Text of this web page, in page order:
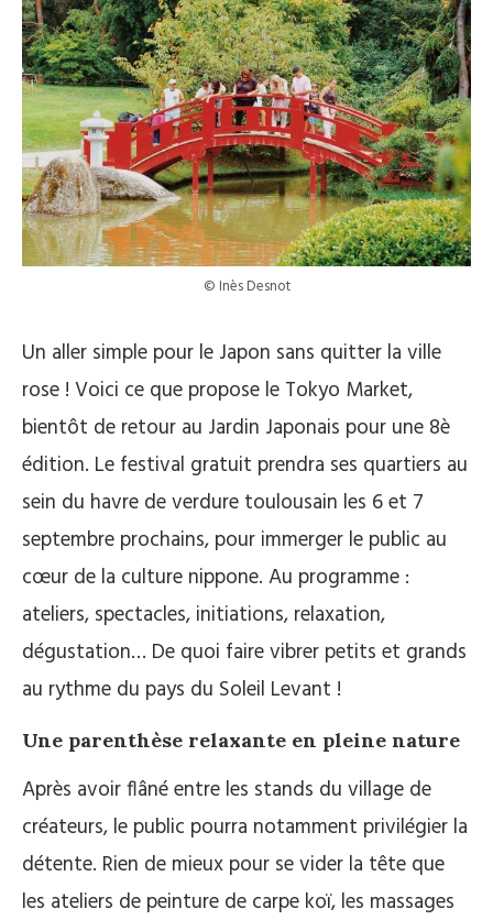
© Inès Desnot
Un aller simple pour le Japon sans quitter la ville
rose ! Voici ce que propose le Tokyo Market,
bientôt de retour au Jardin Japonais pour une 8è
édition. Le festival gratuit prendra ses quartiers au
sein du havre de verdure toulousain les 6 et 7
septembre prochains, pour immerger le public au
cœur de la culture nippone. Au programme :
ateliers, spectacles, initiations, relaxation,
dégustation… De quoi faire vibrer petits et grands
au rythme du pays du Soleil Levant !
Une parenthèse relaxante en pleine nature
Après avoir flâné entre les stands du village de
créateurs, le public pourra notamment privilégier la
détente. Rien de mieux pour se vider la tête que
les ateliers de peinture de carpe koï, les massages